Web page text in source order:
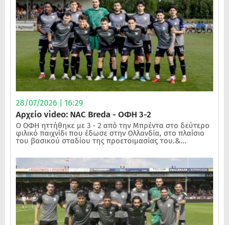
28/07/2026 | 16:29
Αρχείο video: NAC Breda - ΟΦΗ 3-2
Ο ΟΦΗ ηττήθηκε με 3 - 2 από την Μπρέντα στο δεύτερο
φιλικό παιχνίδι που έδωσε στην Ολλανδία, στο πλαίσιο
του βασικού σταδίου της προετοιμασίας του.&...